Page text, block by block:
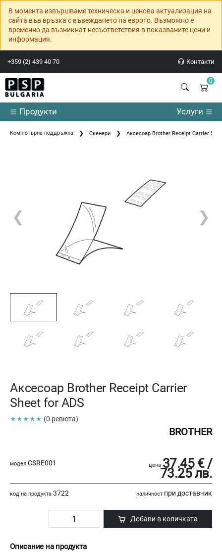
В момента извършваме техническа и ценова актуализация на
сайта във връзка с въвеждането на еврото. Възможно е
временно да възникнат несъответствия в показваните цени и
информация.
+359 (2) 439 40 70 Контакти
0
Продукти Услуги
Компютърна поддръжка Скенери Аксесоар Brother Receipt Carrier
❮ ❯
Аксесоар Brother Receipt Carrier
Sheet for ADS
★★★★★ (0 ревюта)
BROTHER
модел CSRE001 цена 37.45 € /
73.25 лв.
код на продукта 3722 наличност при доставчик
Добави в количката
Описание на продукта